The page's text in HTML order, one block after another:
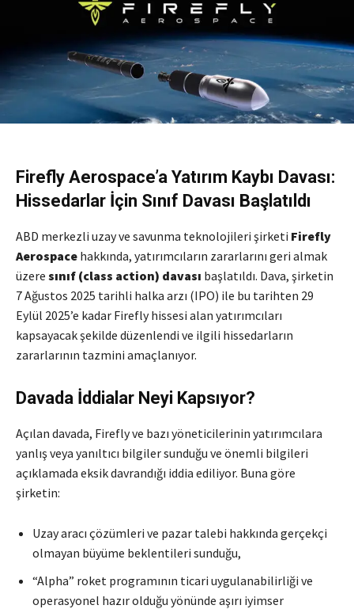
Firefly Aerospace’a Yatırım Kaybı Davası:
Hissedarlar İçin Sınıf Davası Başlatıldı
ABD merkezli uzay ve savunma teknolojileri şirketi Firefly
Aerospace hakkında, yatırımcıların zararlarını geri almak
üzere sınıf (class action) davası başlatıldı. Dava, şirketin
7 Ağustos 2025 tarihli halka arzı (IPO) ile bu tarihten 29
Eylül 2025’e kadar Firefly hissesi alan yatırımcıları
kapsayacak şekilde düzenlendi ve ilgili hissedarların
zararlarının tazmini amaçlanıyor.
Davada İddialar Neyi Kapsıyor?
Açılan davada, Firefly ve bazı yöneticilerinin yatırımcılara
yanlış veya yanıltıcı bilgiler sunduğu ve önemli bilgileri
açıklamada eksik davrandığı iddia ediliyor. Buna göre
şirketin:
Uzay aracı çözümleri ve pazar talebi hakkında gerçekçi
olmayan büyüme beklentileri sunduğu,
“Alpha” roket programının ticari uygulanabilirliği ve
operasyonel hazır olduğu yönünde aşırı iyimser